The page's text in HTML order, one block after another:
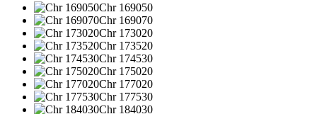
Chr 169050
Chr 169070
Chr 173020
Chr 173520
Chr 174530
Chr 175020
Chr 177020
Chr 177530
Chr 184030